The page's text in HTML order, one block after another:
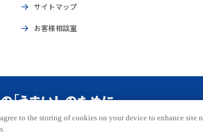
サイトマップ
お客様相談室
All rights reserved.
to the storing of cookies on your device to enhance site